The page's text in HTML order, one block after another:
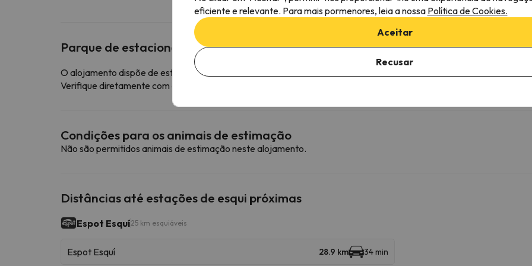
Parque de estacionamento
O alojamento dispõe de estacionamento exterior gratuito
Verifique diretamente com o alojamento se este oferece a possibilidade de reservar antecipadamente o lugar de
Condições para os animais de estimação
Não são permitidos animais de estimação neste alojamento.
Distâncias até estações de esqui próximas
Espot Esquí25 km esquiáveis
Espot Esquí 28.9 km 34 min
eficiente e relevante. Para mais pormenores, leia a nossa Política de Cookies.
Aceitar
Recusar